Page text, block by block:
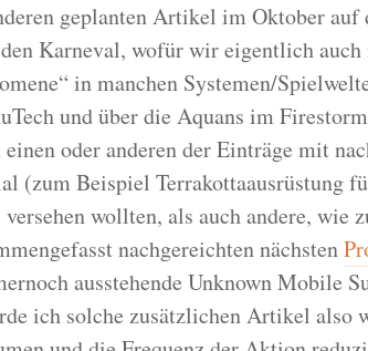
geplanten Artikel im Oktober auf
Karneval, wofür wir eigentlich auch
in manchen Systemen/
und über die Aquans im
einen oder anderen der Einträge mit
(zum Beispiel Terrakottaausrüstung
wollten, als auch andere, wie
nachgereichten nächsten
ausstehende Unknown Mobile
ich solche zusätzlichen Artikel also